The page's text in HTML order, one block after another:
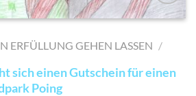
AUF MEINE
SETZEN
ERFÜLLUNG GEHEN LASSEN /
sich einen Gutschein für einen
Poing